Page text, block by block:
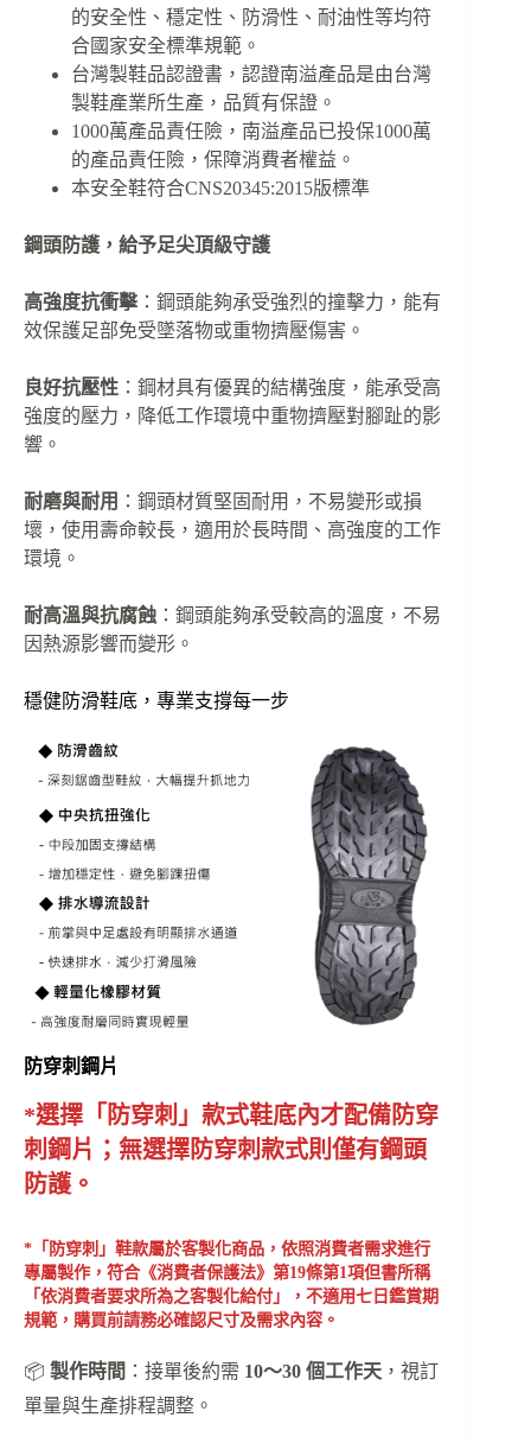
的安全性、穩定性、防滑性、耐油性等均符
合國家安全標準規範。
台灣製鞋品認證書，認證南溢產品是由台灣
製鞋產業所生產，品質有保證。
1000萬產品責任險，南溢產品已投保1000萬
的產品責任險，保障消費者權益。
本安全鞋符合CNS20345:2015版標準
鋼頭防護，給予足尖頂級守護
高強度抗衝擊：鋼頭能夠承受強烈的撞擊力，能有
效保護足部免受墜落物或重物擠壓傷害。
良好抗壓性 ：鋼材具有優異的結構強度，能承受高
強度的壓力，降低工作環境中重物擠壓對腳趾的影
響。
耐磨與耐用 ：鋼頭材質堅固耐用，不易變形或損
壞，使用壽命較長，適用於長時間、高強度的工作
環境。
耐高溫與抗腐蝕 ：鋼頭能夠承受較高的溫度，不易
因熱源影響而變形。
穩健防滑鞋底，專業支撐每一步
防穿刺鋼片
*選擇「防穿刺」款式鞋底內才配備防穿
刺鋼片；無選擇防穿刺款式則僅有鋼頭
防護。
*「防穿刺」鞋款屬於客製化商品，依照消費者需求進行
專屬製作，符合《消費者保護法》第19條第1項但書所稱
「依消費者要求所為之客製化給付」，不適用七日鑑賞期
規範，購買前請務必確認尺寸及需求內容。
📦 製作時間 ：接單後約需 10～30 個工作天 ，視訂
單量與生產排程調整。